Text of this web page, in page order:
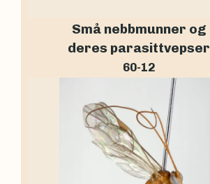
Små nebbmunner og
deres parasittvepser
60-12